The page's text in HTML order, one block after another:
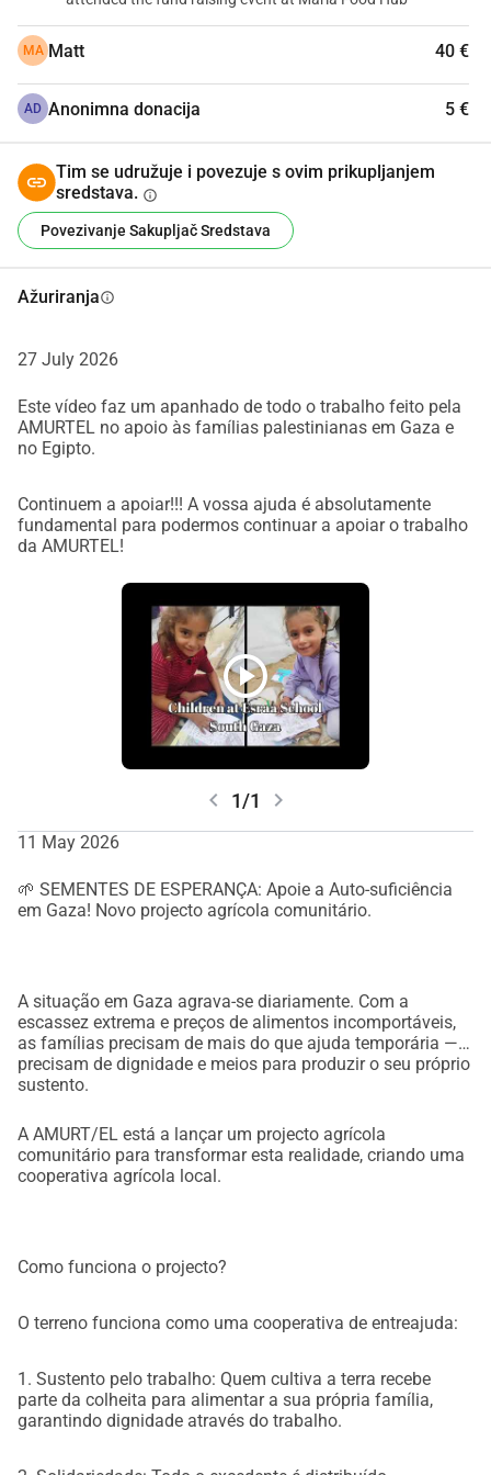
Pitku vodu dostavljenu u područja do kojih ništa ne dolazi
Nadu i dostojanstvo za one koji žive neizrecivo
Jer svaki gest se računa.
Pomozi nam da nastavimo!
MA Matt 40 €
AD Anonimna donacija 5 €
Tim se udružuje i povezuje s ovim prikupljanjem
sredstava. info
Povezivanje Sakupljač Sredstava
Ažuriranjainfo
27 July 2026
Este vídeo faz um apanhado de todo o trabalho feito pela
AMURTEL no apoio às famílias palestinianas em Gaza e
no Egipto.
Continuem a apoiar!!! A vossa ajuda é absolutamente
fundamental para podermos continuar a apoiar o trabalho
da AMURTEL!
play_circle
chevron_left 1/1 chevron_right
11 May 2026
🌱 SEMENTES DE ESPERANÇA: Apoie a Auto-suficiência
em Gaza! Novo projecto agrícola comunitário.
A situação em Gaza agrava-se diariamente. Com a
escassez extrema e preços de alimentos incomportáveis,
as famílias precisam de mais do que ajuda temporária —
precisam de dignidade e meios para produzir o seu próprio
sustento.
A AMURT/EL está a lançar um projecto agrícola
comunitário para transformar esta realidade, criando uma
cooperativa agrícola local.
Como funciona o projecto?
O terreno funciona como uma cooperativa de entreajuda:
1. Sustento pelo trabalho: Quem cultiva a terra recebe
parte da colheita para alimentar a sua própria família,
garantindo dignidade através do trabalho.